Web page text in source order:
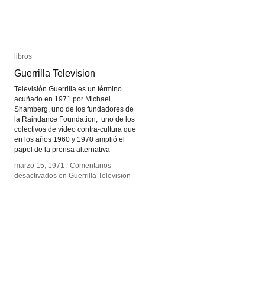
libros
Guerrilla Television
Televisión Guerrilla es un término
acuñado en 1971 por Michael
Shamberg, uno de los fundadores de
la Raindance Foundation, uno de los
colectivos de video contra-cultura que
en los años 1960 y 1970 amplió el
papel de la prensa alternativa
marzo 15, 1971 / Comentarios
desactivados en Guerrilla Television
libros
Guerrilla Television
marzo 15, 1971 / Comentarios
desactivados en Guerrilla Television